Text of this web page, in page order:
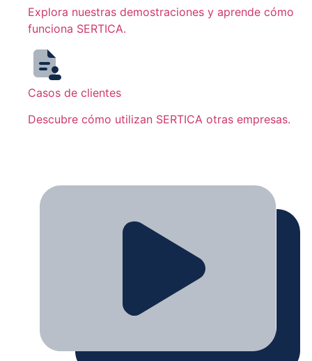
Explora nuestras demostraciones y aprende cómo
funciona SERTICA.
Casos de clientes
Descubre cómo utilizan SERTICA otras empresas.